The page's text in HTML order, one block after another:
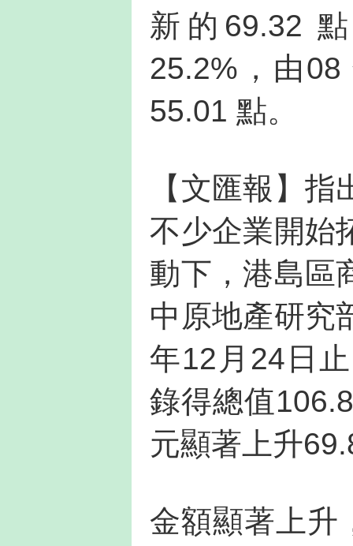
新的69.32
25.2%，由
55.01 點。
【文匯報】
不少企業開始
動下，港島區
中原地產研究
年12月24日
錄得總值
元顯著上升
金額顯著上升